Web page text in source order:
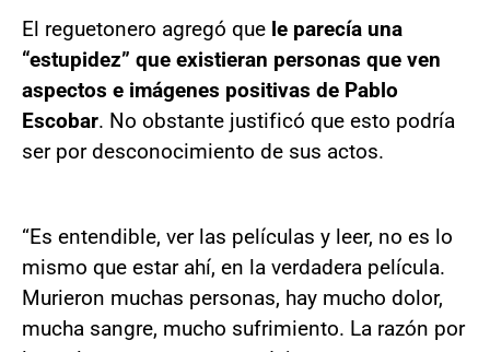
El reguetonero agregó que le parecía una
“estupidez” que existieran personas que ven
aspectos e imágenes positivas de Pablo
Escobar. No obstante justificó que esto podría
ser por desconocimiento de sus actos.
“Es entendible, ver las películas y leer, no es lo
mismo que estar ahí, en la verdadera película.
Murieron muchas personas, hay mucho dolor,
mucha sangre, mucho sufrimiento. La razón por